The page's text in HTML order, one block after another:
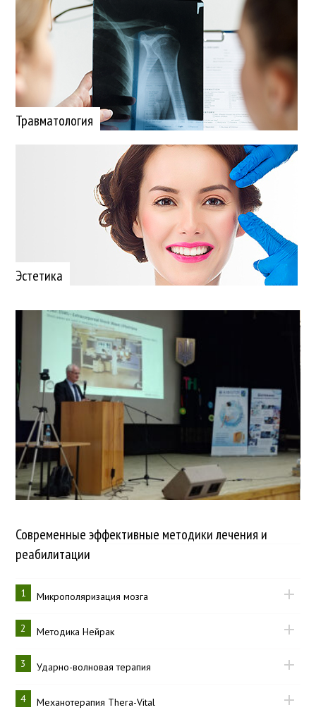
Травматология
Эстетика
Современные эффективные методики лечения и
реабилитации
1 Микрополяризация мозга
2 Методика Нейрак
3 Ударно-волновая терапия
4 Механотерапия Thera-Vital